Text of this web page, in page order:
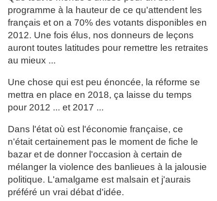
programme à la hauteur de ce qu'attendent les
français et on a 70% des votants disponibles en
2012. Une fois élus, nos donneurs de leçons
auront toutes latitudes pour remettre les retraites
au mieux ...
Une chose qui est peu énoncée, la réforme se
mettra en place en 2018, ça laisse du temps
pour 2012 ... et 2017 ...
Dans l'état où est l'économie française, ce
n'était certainement pas le moment de fiche le
bazar et de donner l'occasion à certain de
mélanger la violence des banlieues à la jalousie
politique. L'amalgame est malsain et j'aurais
préféré un vrai débat d'idée.